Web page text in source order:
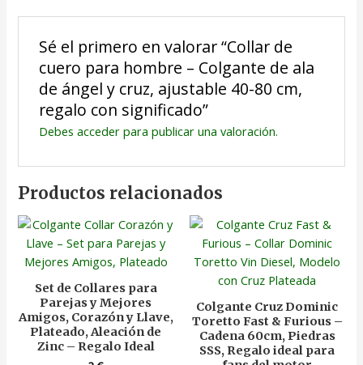
Sé el primero en valorar “Collar de
cuero para hombre – Colgante de ala
de ángel y cruz, ajustable 40-80 cm,
regalo con significado”
Debes accederpara publicar una valoración.
Productos relacionados
Set de Collares para
Parejas y Mejores
Amigos, Corazón y Llave,
Plateado, Aleación de
Zinc – Regalo Ideal
Colgante Cruz Dominic
Toretto Fast & Furious –
Cadena 60cm, Piedras
SSS, Regalo ideal para